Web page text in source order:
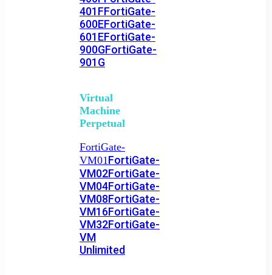
401FFortiGate-
600EFortiGate-
601EFortiGate-
900GFortiGate-
901G
Virtual
Machine
Perpetual
FortiGate-
VM01FortiGate-
VM02FortiGate-
VM04FortiGate-
VM08FortiGate-
VM16FortiGate-
VM32FortiGate-
VM
Unlimited